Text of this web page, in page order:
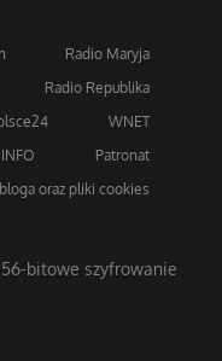
Radio Maryja
Radio Republika
WNET
Patronat
oraz pliki cookies
bitowe szyfrowanie